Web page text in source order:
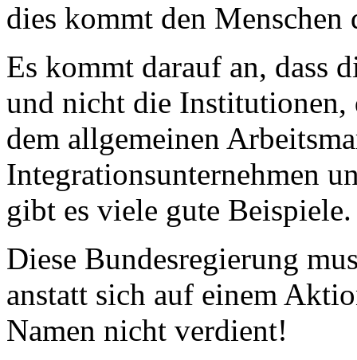
dies kommt den Menschen
Es kommt darauf an, dass
und nicht die Institutionen,
dem allgemeinen
Integrationsunternehmen
gibt es viele gute Beispiele.
Diese Bundesregierung
anstatt sich auf einem
Namen nicht verdient!